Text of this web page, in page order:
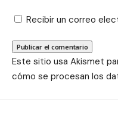
Recibir un correo
Este sitio usa Akismet
cómo se procesan los